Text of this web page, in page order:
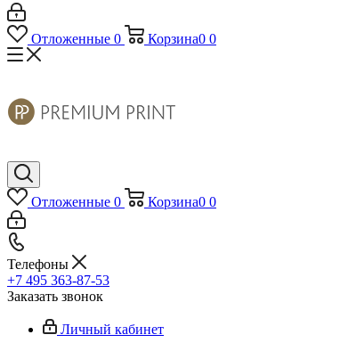
Отложенные 0 Корзина0 0
Отложенные 0 Корзина0 0
Телефоны
+7 495 363-87-53
Заказать звонок
Личный кабинет